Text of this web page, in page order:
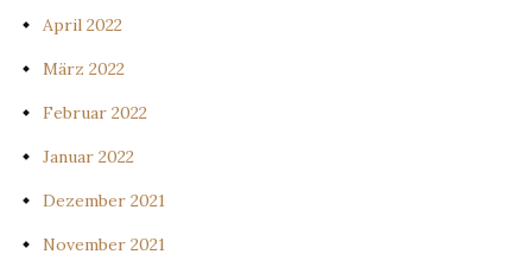
April 2022
März 2022
Februar 2022
Januar 2022
Dezember 2021
November 2021